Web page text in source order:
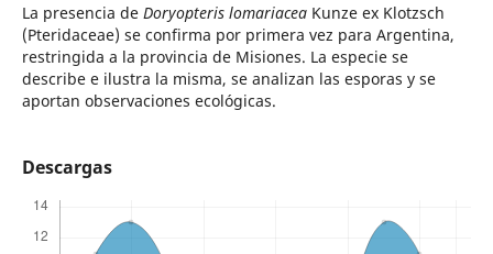
La presencia de Doryopteris lomariacea Kunze ex Klotzsch
(Pteridaceae) se confirma por primera vez para Argentina,
restringida a la provincia de Misiones. La especie se
describe e ilustra la misma, se analizan las esporas y se
aportan observaciones ecológicas.
Descargas